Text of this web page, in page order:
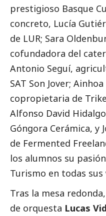
prestigioso Basque
concreto, Lucía
de LUR; Sara
cofundadora del
Antonio Seguí,
SAT Son Jover;
copropietaria de
Alfonso David
Góngora Cerámica, y
de Fermented
los alumnos su
Turismo en todas
Tras la mesa
de orquesta Lucas